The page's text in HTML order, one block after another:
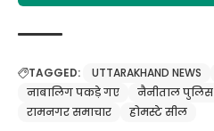
TAGGED: UTTARAKHAND NEWS
नाबालिग पकड़े गए
नैनीताल पुलिस
रामनगर समाचार
होमस्टे सील